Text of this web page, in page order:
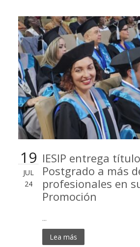
19
JUL
24
IESIP entrega
Postgrado a más
profesionales en
Promoción
...
Lea más